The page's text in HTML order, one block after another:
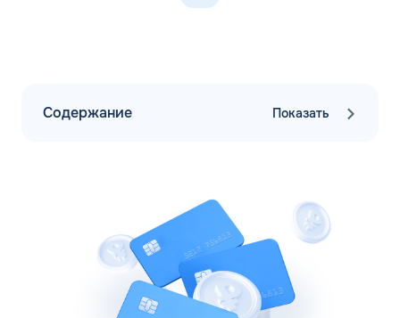
Содержание Показать